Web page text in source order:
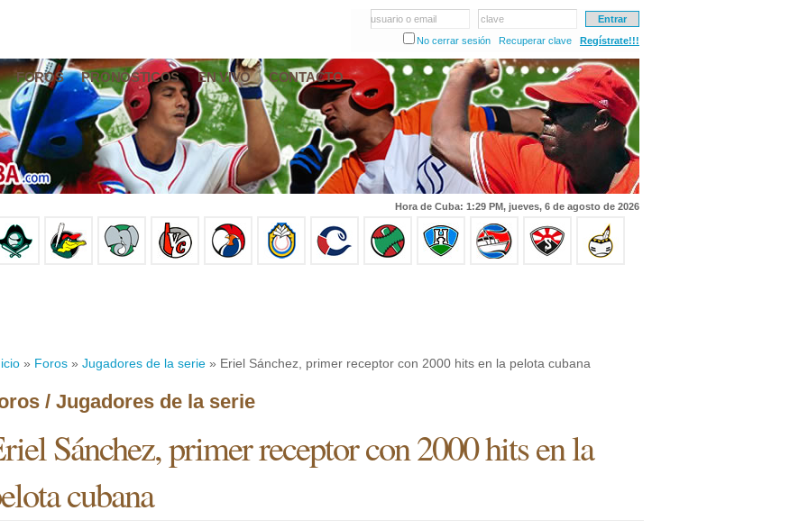
usuario o email
clave
No cerrar sesión
Recuperar clave Regístrate!!!
FOROS PRONÓSTICOS EN VIVO CONTACTO
Hora de Cuba: 1:29 PM, jueves, 6 de agosto de 2026
» Foros » Jugadores de la serie » Eriel Sánchez, primer receptor con 2000 hits en la pelota cubana
/ Jugadores de la serie
Sánchez, primer receptor con 2000 hits en la
cubana